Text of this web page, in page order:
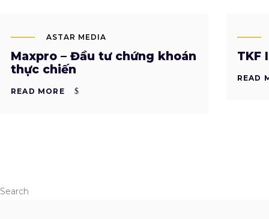
ASTAR MEDIA
Maxpro – Đầu tư chứng khoán
thực chiến
READ MORE
TKF
READ
Search